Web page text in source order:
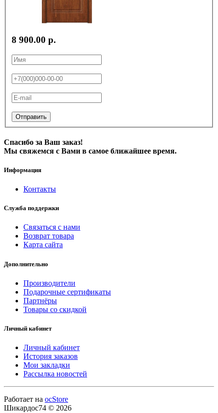
8 900.00 р.
Отправить
Спасибо за Ваш заказ!
Мы свяжемся с Вами в самое ближайшее время.
Информация
Контакты
Служба поддержки
Связаться с нами
Возврат товара
Карта сайта
Дополнительно
Производители
Подарочные сертификаты
Партнёры
Товары со скидкой
Личный кабинет
Личный кабинет
История заказов
Мои закладки
Рассылка новостей
Работает на ocStore
Шикардос74 © 2026